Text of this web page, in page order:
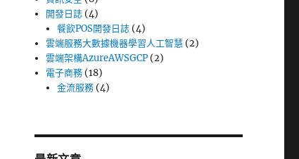
開發日誌 (4)
餐飲POS開發日誌 (4)
雲端服務大數據機器學習人工智慧 (2)
雲端架構AzureAWSGCP (2)
電子商務 (18)
金流服務 (4)